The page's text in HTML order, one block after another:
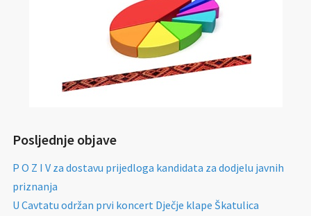
Posljednje objave
P O Z I V za dostavu prijedloga kandidata za dodjelu javnih
priznanja
U Cavtatu održan prvi koncert Dječje klape Škatulica